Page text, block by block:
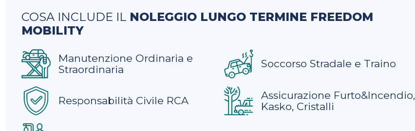
COSA INCLUDE IL NOLEGGIO LUNGO TERMINE FREEDOM
MOBILITY
Manutenzione Ordinaria e
Straordinaria
Soccorso Stradale e Traino
Responsabilità Civile RCA
Assicurazione Furto&Incendio,
Kasko, Cristalli